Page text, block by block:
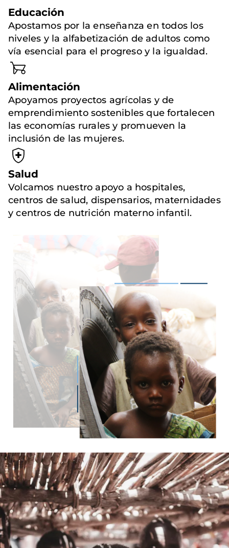
Educación
Apostamos por la enseñanza en todos los
niveles y la alfabetización de adultos como
vía esencial para el progreso y la igualdad.
Alimentación
Apoyamos proyectos agrícolas y de
emprendimiento sostenibles que fortalecen
las economías rurales y promueven la
inclusión de las mujeres.
Salud
Volcamos nuestro apoyo a hospitales,
centros de salud, dispensarios, maternidades
y centros de nutrición materno infantil.